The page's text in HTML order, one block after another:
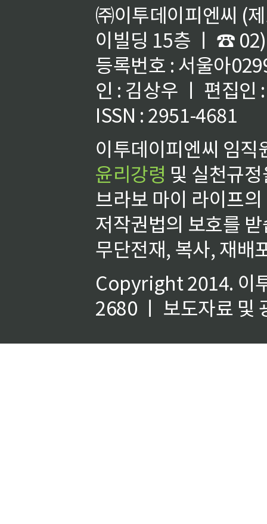
㈜이투데이피엔씨 (
이빌딩 15층 ㅣ ☎
등록번호 : 서울아
인 : 김상우 ㅣ 편집인
ISSN : 2951-4681
이투데이피엔씨 임
윤리강령 및 실천규
브라보 마이 라이프
저작권법의 보호를
무단전재, 복사, 재배
Copyright 2014. 이
2680 ㅣ 보도자료